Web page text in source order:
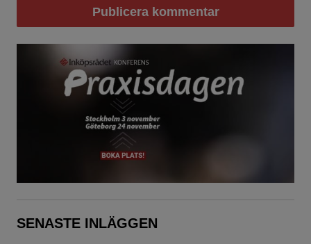
SENASTE INLÄGGEN